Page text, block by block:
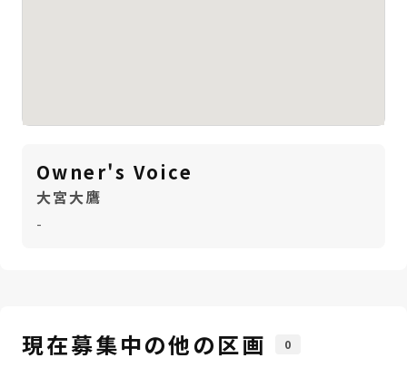
Owner's Voice
大宮大鷹
-
現在募集中の他の区画 0